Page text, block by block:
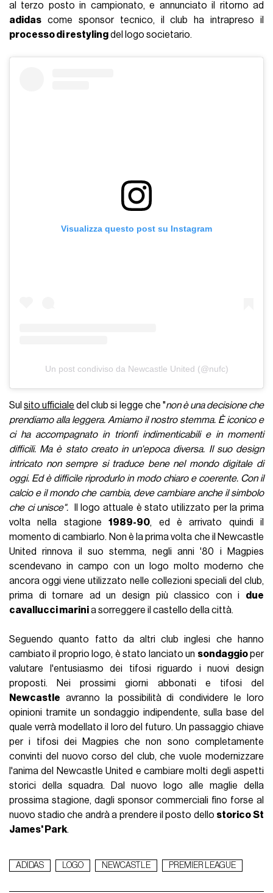
al terzo posto in campionato, e annunciato il ritorno ad
adidas come sponsor tecnico, il club ha intrapreso il
processo di restylingdel logo societario.
Visualizza questo post su Instagram
Un post condiviso da Newcastle United (@nufc)
Sulsito ufficiale del club si legge che "non è una decisione che
prendiamo alla leggera. Amiamo il nostro stemma. È iconico e
ci ha accompagnato in trionfi indimenticabili e in momenti
difficili. Ma è stato creato in un'epoca diversa. Il suo design
intricato non sempre si traduce bene nel mondo digitale di
oggi. Ed è difficile riprodurlo in modo chiaro e coerente. Con il
calcio e il mondo che cambia, deve cambiare anche il simbolo
che ci unisce".
Il logo attuale è stato utilizzato per la prima
volta nella stagione1989-90, ed è arrivato quindi il
momento di cambiarlo. Non è la prima volta che il Newcastle
United rinnova il suo stemma, negli anni '80 i Magpies
scendevano in campo con un logo molto moderno che
ancora oggi viene utilizzato nelle collezioni speciali del club,
prima di tornare ad un design più classico con i due
cavallucci marinia sorreggere il castello della città.
Seguendo quanto fatto da altri club inglesi che hanno
cambiato il proprio logo, è stato lanciato un sondaggioper
valutare l'entusiasmo dei tifosi riguardo i nuovi design
proposti. Nei prossimi giorni abbonati e tifosi del
Newcastle avranno la possibilità di condividere le loro
opinioni tramite un sondaggio indipendente, sulla base del
quale verrà modellato il loro del futuro. Un passaggio chiave
per i tifosi dei Magpies che non sono completamente
convinti del nuovo corso del club, che vuole modernizzare
l'anima del Newcastle United e cambiare molti degli aspetti
storici della squadra. Dal nuovo logo alle maglie della
prossima stagione, dagli sponsor commerciali fino forse al
nuovo stadio che andrà a prendere il posto dello storico St
James' Park.
ADIDAS LOGO NEWCASTLE PREMIER LEAGUE